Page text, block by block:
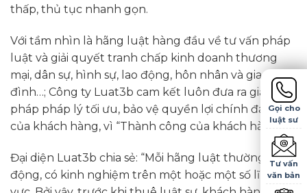
Gọi cho
luật sư
Tư vấn
văn bản
thấp, thủ tục nhanh gọn.
Với tầm nhìn là hãng luật hàng đầu về tư vấn pháp
luật và giải quyết tranh chấp kinh doanh thương
mại, dân sự, hình sự, lao động, hôn nhân và gia
đình…; Công ty Luat3b cam kết luôn đưa ra giải
pháp pháp lý tối ưu, bảo vệ quyền lợi chính đáng
của khách hàng, vì “Thành công của khách hàng”.
Đại diện Luat3b chia sẻ: “Mỗi hãng luật thường hoạt
động, có kinh nghiệm trên một hoặc một số lĩnh